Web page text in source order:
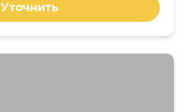
Уточнить